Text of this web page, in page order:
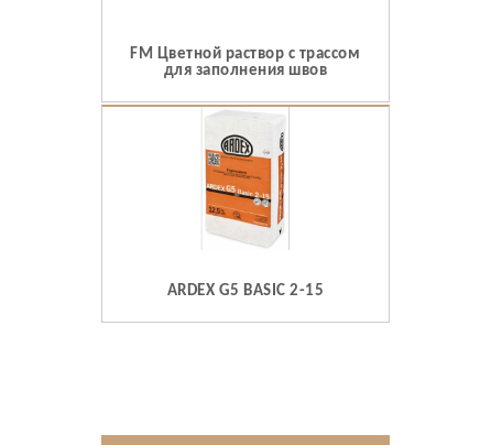
FM Цветной раствор с трассом
для заполнения швов
ARDEX G5 BASIC 2-15